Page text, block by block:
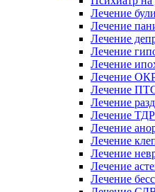
Лечение
Лечение
Лечение
Лечение
Лечение
Лечение
Лечение
Лечение
Лечение ТДР
Лечение
Лечение
Лечение
Лечение
Лечение